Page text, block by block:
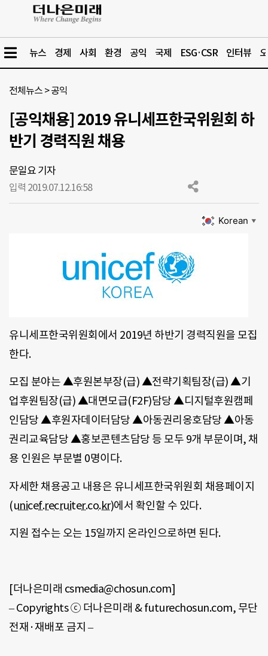
뉴스 경제 사회 환경 공익 국제 ESG·CSR 인터뷰
전체뉴스 >공익
[공익채용] 2019 유니세프한국위원회 하
반기 경력직원 채용
문일요 기자
입력 2019.07.12.16:58
Korean ▼
유니세프한국위원회에서 2019년 하반기 경력직원을 모집
한다.
모집 분야는 ▲후원본부장(급) ▲전략기획팀장(급) ▲기
업후원팀장(급) ▲대면모급(F2F)담당 ▲디지털후원캠페
인담당 ▲후원자데이터담당 ▲아동권리옹호담당 ▲아동
권리교육담당 ▲홍보콘텐츠담당 등 모두 9개 부문이며, 채
용 인원은 부문별 0명이다.
자세한 채용공고 내용은 유니세프한국위원회 채용페이지
(unicef.recruiter.co.kr)에서 확인할 수 있다.
지원 접수는 오는 15일까지 온라인으로하면 된다.
[더나은미래 csmedia@chosun.com]
– Copyrights ⓒ 더나은미래 & futurechosun.com, 무단
전재·재배포 금지 –